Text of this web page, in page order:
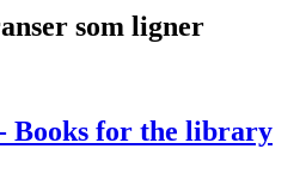
som ligner
Books for the library